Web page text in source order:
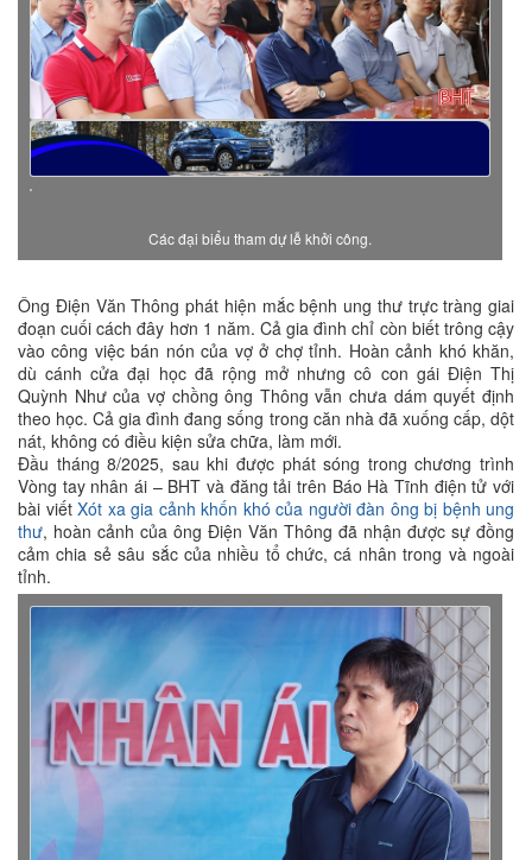
Các đại biểu tham dự lễ khởi công.
Ông Điện Văn Thông phát hiện mắc bệnh ung thư trực tràng giai
đoạn cuối cách đây hơn 1 năm. Cả gia đình chỉ còn biết trông cậy
vào công việc bán nón của vợ ở chợ tỉnh. Hoàn cảnh khó khăn,
dù cánh cửa đại học đã rộng mở nhưng cô con gái Điện Thị
Quỳnh Như của vợ chồng ông Thông vẫn chưa dám quyết định
theo học. Cả gia đình đang sống trong căn nhà đã xuống cấp, dột
nát, không có điều kiện sửa chữa, làm mới.
Đầu tháng 8/2025, sau khi được phát sóng trong chương trình
Vòng tay nhân ái – BHT và đăng tải trên Báo Hà Tĩnh điện tử với
bài viết Xót xa gia cảnh khốn khó của người đàn ông bị bệnh ung
thư, hoàn cảnh của ông Điện Văn Thông đã nhận được sự đồng
cảm chia sẻ sâu sắc của nhiều tổ chức, cá nhân trong và ngoài
tỉnh.